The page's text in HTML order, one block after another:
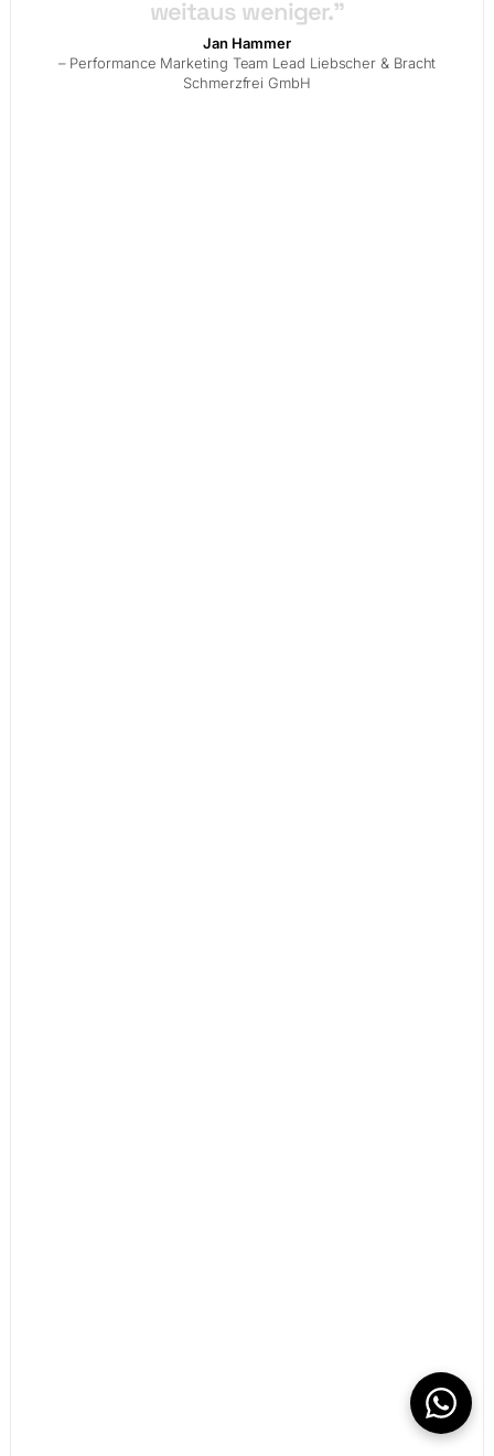
weitaus weniger."
Jan Hammer
– Performance Marketing Team Lead Liebscher & Bracht
Schmerzfrei GmbH